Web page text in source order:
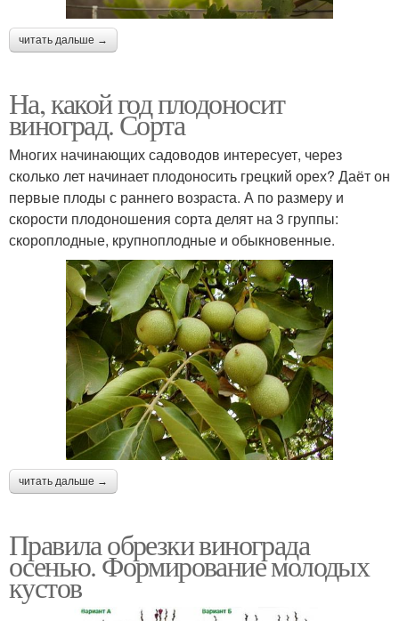
читать дальше →
На, какой год плодоносит
виноград. Сорта
Многих начинающих садоводов интересует, через
сколько лет начинает плодоносить грецкий орех? Даёт он
первые плоды с раннего возраста. А по размеру и
скорости плодоношения сорта делят на 3 группы:
скороплодные, крупноплодные и обыкновенные.
читать дальше →
Правила обрезки винограда
осенью. Формирование молодых
кустов